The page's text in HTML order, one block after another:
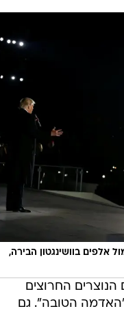
אלפים בוושינגטון הבירה,
החרוצים
הטובה". גם